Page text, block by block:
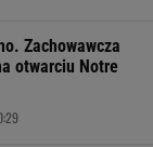
Zachowawcza
otwarciu Notre